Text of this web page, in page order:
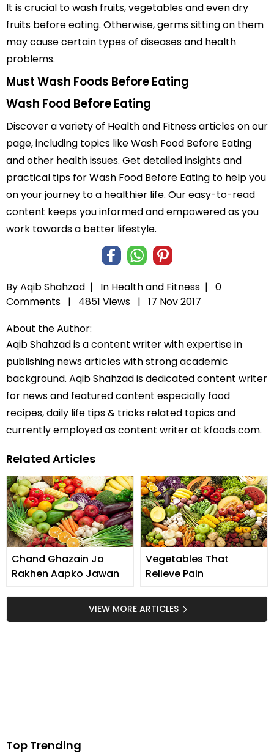
It is crucial to wash fruits, vegetables and even dry
fruits before eating. Otherwise, germs sitting on them
may cause certain types of diseases and health
problems.
Must Wash Foods Before Eating
Wash Food Before Eating
Discover a variety of Health and Fitness articles on our
page, including topics like Wash Food Before Eating
and other health issues. Get detailed insights and
practical tips for Wash Food Before Eating to help you
on your journey to a healthier life. Our easy-to-read
content keeps you informed and empowered as you
work towards a better lifestyle.
By Aqib Shahzad | In Health and Fitness | 0
Comments |
4851 Views | 17 Nov 2017
About the Author:
Aqib Shahzad is a content writer with expertise in
publishing news articles with strong academic
background. Aqib Shahzad is dedicated content writer
for news and featured content especially food
recipes, daily life tips & tricks related topics and
currently employed as content writer at kfoods.com.
Related Articles
Chand Ghazain Jo
Rakhen Aapko Jawan
Vegetables That
Relieve Pain
VIEW MORE ARTICLES
Top Trending